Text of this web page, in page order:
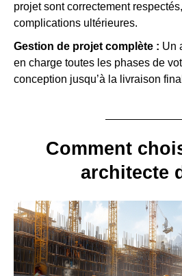
projet sont correctement
complications ultérieures.
Gestion de projet complète : Un
en charge toutes les phases de
conception jusqu’à la livraison
Comment
architecte